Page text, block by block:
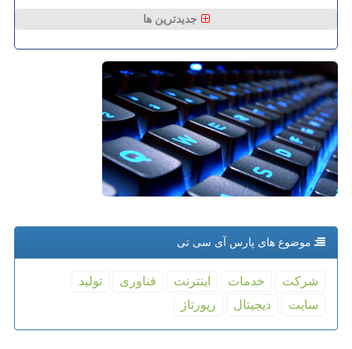
جدیدترین ها
موضوع های پارس آی سی تی
شركت خدمات اینترنت فناوری
تولید
سایت
دیجیتال رپورتاژ